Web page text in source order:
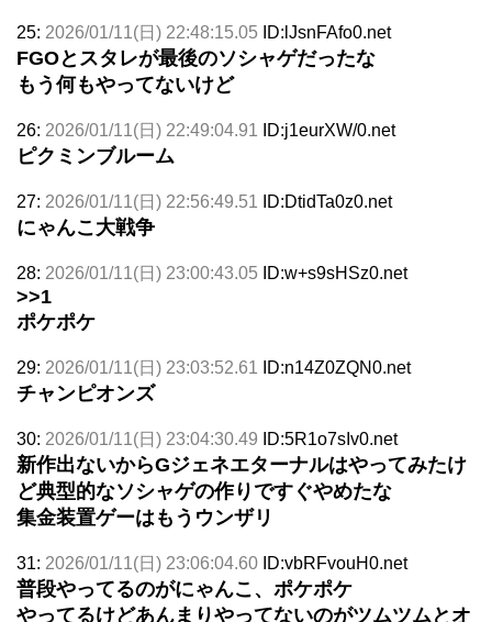
25: 2026/01/11(日) 22:48:15.05 ID:lJsnFAfo0.net
FGOとスタレが最後のソシャゲだったな
もう何もやってないけど
26: 2026/01/11(日) 22:49:04.91 ID:j1eurXW/0.net
ピクミンブルーム
27: 2026/01/11(日) 22:56:49.51 ID:DtidTa0z0.net
にゃんこ大戦争
28: 2026/01/11(日) 23:00:43.05 ID:w+s9sHSz0.net
>>1
ポケポケ
29: 2026/01/11(日) 23:03:52.61 ID:n14Z0ZQN0.net
チャンピオンズ
30: 2026/01/11(日) 23:04:30.49 ID:5R1o7sIv0.net
新作出ないからGジェネエターナルはやってみたけ
ど典型的なソシャゲの作りですぐやめたな
集金装置ゲーはもうウンザリ
31: 2026/01/11(日) 23:06:04.60 ID:vbRFvouH0.net
普段やってるのがにゃんこ、ポケポケ
やってるけどあんまりやってないのがツムツムとオ